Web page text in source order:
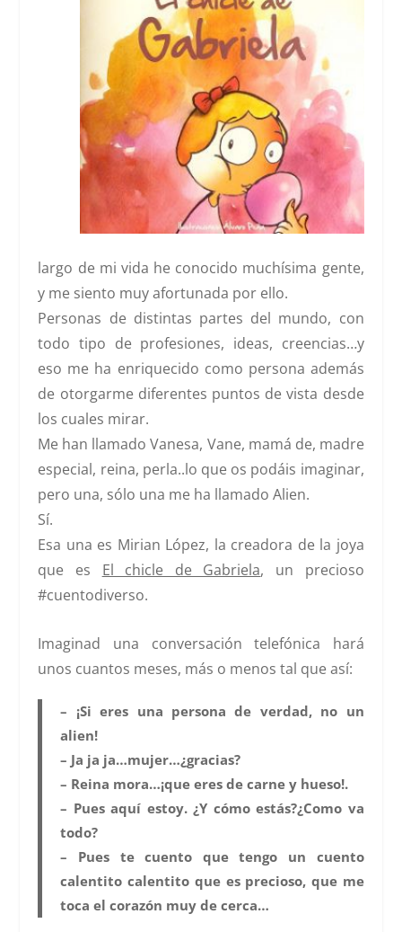
largo de mi vida he conocido muchísima gente,
y me siento muy afortunada por ello.
Personas de distintas partes del mundo, con
todo tipo de profesiones, ideas, creencias…y
eso me ha enriquecido como persona además
de otorgarme diferentes puntos de vista desde
los cuales mirar.
Me han llamado Vanesa, Vane, mamá de, madre
especial, reina, perla..lo que os podáis imaginar,
pero una, sólo una me ha llamadoAlien.
Sí.
Esa una es Mirian López, la creadora de la joya
que es El chicle de Gabriela, un precioso
#cuentodiverso.
Imaginad una conversación telefónica hará
unos cuantos meses, más o menos tal que así:
– ¡Si eres una persona de verdad, no un
alien!
– Ja ja ja…mujer…¿gracias?
– Reina mora…¡que eres de carne y hueso!.
– Pues aquí estoy. ¿Y cómo estás?¿Como va
todo?
– Pues te cuento que tengo un cuento
calentito calentito que es precioso, que me
toca el corazón muy de cerca…